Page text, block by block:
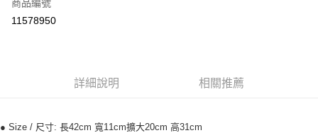
超商取貨付款
商品編號
11578950
詳細說明 相關推薦
● Size / 尺寸: 長42cm 寬11cm擴大20cm 高31cm